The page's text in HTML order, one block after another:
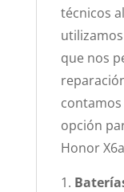
técnicos
que nos
opción
Honor